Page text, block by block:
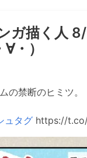
ガ描く人
・）
の禁断のヒミツ。
ュタグhttps://t.co/